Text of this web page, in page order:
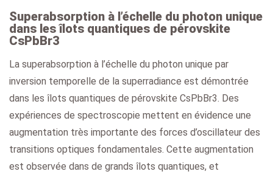
Superabsorption à l’échelle du photon unique
dans les îlots quantiques de pérovskite
CsPbBr3
La superabsorption à l’échelle du photon unique par
inversion temporelle de la superradiance est démontrée
dans les îlots quantiques de pérovskite CsPbBr3. Des
expériences de spectroscopie mettent en évidence une
augmentation très importante des forces d’oscillateur des
transitions optiques fondamentales. Cette augmentation
est observée dans de grands îlots quantiques, et